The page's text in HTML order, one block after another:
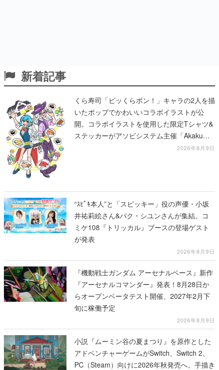
新着記事
くら寿司「ビッくらポン！」キャラの2人を描
いたポップでかわいいコラボイラストが公
開。コラボイラストを使用した限定Tシャツ&
ステッカーがアソビシステム主催「Akaku
2026年8月9日
“ｽﾋﾟｷ本人”と「スピッキー」役の声優・小坂
井祐莉絵さん&パク・シユンさんが集結。コ
ミケ108『トリッカル』ブースの登場ゲスト
が発表
2026年8月9日
『機動戦士ガンダム アーセナルベース』新作
『アーセナルコマンダー』発表！8月28日か
らオープンベータテスト開催、2027年2月下
旬に稼働予定
2026年8月9日
小説『ムーミン谷の夏まつり』を原作とした
アドベンチャーゲームがSwitch、Switch 2、
PC（Steam）向けに2026年秋発売へ。手描き